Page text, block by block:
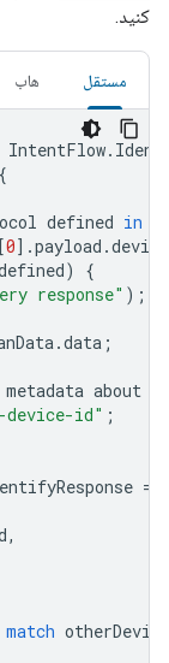
کنید.
مستقل هاب
IntentFlow.
{
defined in
[0] .payload .device
)
{
response" );
.data ;
metadata about
id" ;
=
,
match